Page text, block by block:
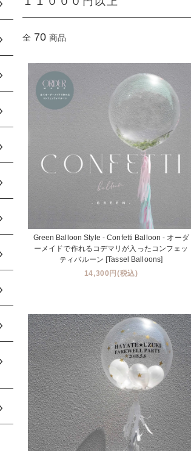
全 70 商品
Green Balloon Style - Confetti Balloon - オーダ
ーメイドで作れるコデマリが入ったコンフェッ
ティバルーン [Tassel Balloons]
14,300円(税込)